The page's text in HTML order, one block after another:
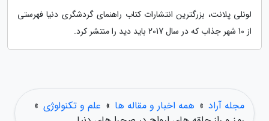
لونلی پلانت، بزرگترین انتشارات کتاب راهنمای گردشگری دنیا فهرستی
از 10 شهر جذاب که در سال 2017 باید دید را منتشر کرد.
مجله آراد » همه اخبار و مقاله ها » علم و تکنولوژی »